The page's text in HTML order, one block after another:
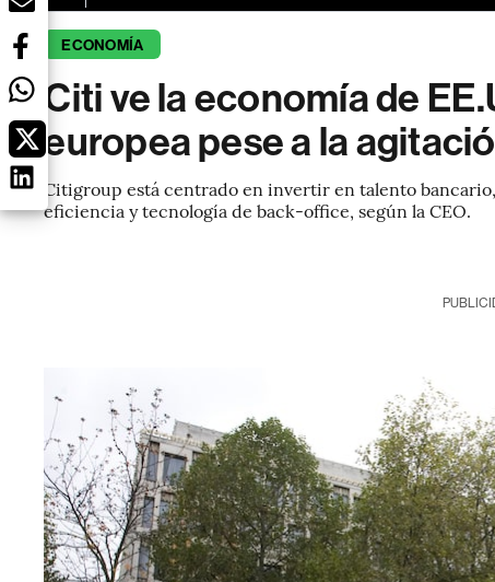
ECONOMÍA
Citi ve la economía de
europea pese a la
Citigroup está centrado en invertir en talento
eficiencia y tecnología de back-office, según la CEO.